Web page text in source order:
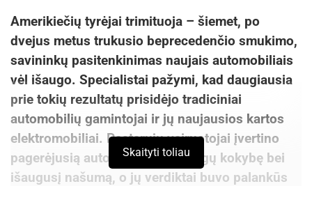
Amerikiečių tyrėjai trimituoja – šiemet, po
dvejus metus trukusio beprecedenčio smukimo,
savininkų pasitenkinimas naujais automobiliais
vėl išaugo. Specialistai pažymi, kad daugiausia
prie tokių rezultatų prisidėjo tradiciniai
automobilių gamintojai ir jų naujausios kartos
elektromobiliai. Pastarųjų vairuotojai įvertino
pagerėjusią automobilių medžiagų kokybę bei
išaugusį našumą, o jų verdiktai buvo palankūs
Skaityti toliau